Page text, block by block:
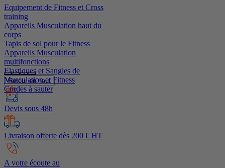
Equipement de Fitness et Cross
training
Appareils Musculation haut du
corps
Tapis de sol pour le Fitness
Appareils Musculation
multifonctions
Elastiques et Sangles de
Musculation et Fitness
Cordes à sauter
Retour en haut
Devis sous 48h
Livraison offerte dès 200 € HT
A votre écoute au